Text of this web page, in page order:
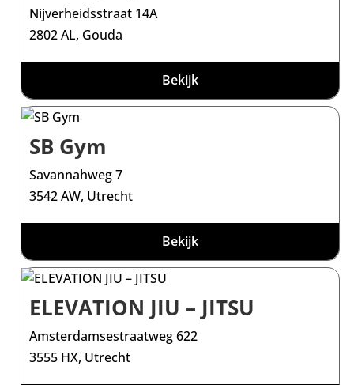
Nijverheidsstraat 14A
2802 AL, Gouda
Bekijk
SB Gym
Savannahweg 7
3542 AW, Utrecht
Bekijk
ELEVATION JIU – JITSU
Amsterdamsestraatweg 622
3555 HX, Utrecht